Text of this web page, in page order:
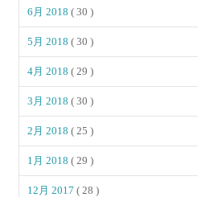
6月 2018( 30 )
5月 2018( 30 )
4月 2018( 29 )
3月 2018( 30 )
2月 2018( 25 )
1月 2018( 29 )
12月 2017( 28 )